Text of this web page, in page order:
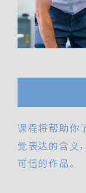
课程将帮助你
觉表达的含义
可信的作品。